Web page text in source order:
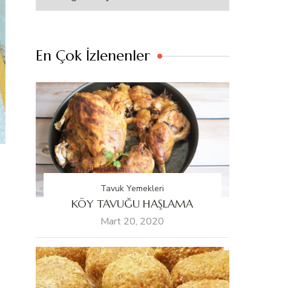
En Çok İzlenenler
Tavuk Yemekleri
KÖY TAVUĞU HAŞLAMA
Mart 20, 2020